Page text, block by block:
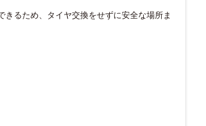
きるため、タイヤ交換をせずに安全な場所ま